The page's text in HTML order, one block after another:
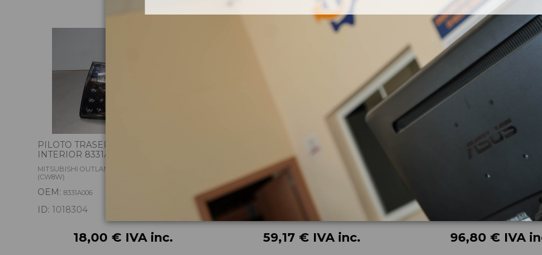
PILOTO TRASERO DERECHO
INTERIOR 8331A006
MITSUBISHI OUTLANDER II (CW_W) 2.0 DI-D
(CW8W)
OEM: 8331A006
ID: 1018304
18,00 € IVA inc.
PILOTO TRASERO DERECHO
MITSUBISHI OUTLANDER II (CW_W) 2.0 DI-D
(CW8W)
OEM: 8330A380
ID:1018303
59,17 € IVA inc.
CAPOT 5900A112
ID:
96,80 € IVA